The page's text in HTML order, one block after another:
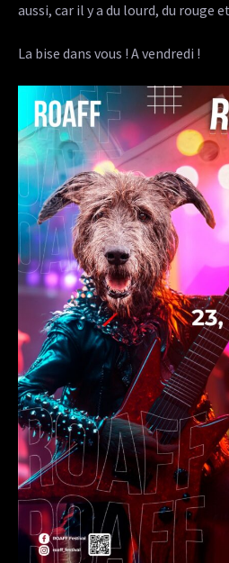
aussi, car il y a du lourd, du rouge
La bise dans vous ! A vendredi !